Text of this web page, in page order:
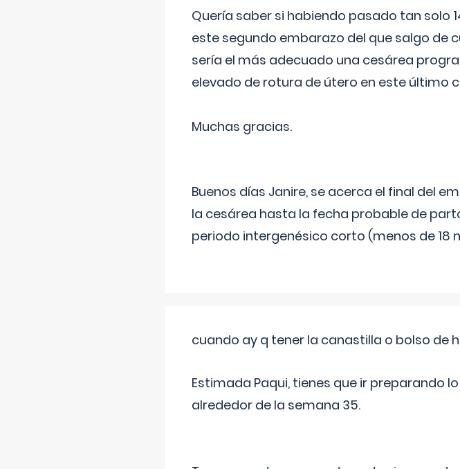
Quería saber si habiendo pasado tan solo
este segundo embarazo del que salgo de
sería el más adecuado una cesárea
elevado de rotura de útero en este último
Muchas gracias.
Buenos días Janire, se acerca el final del
la cesárea hasta la fecha probable de
periodo intergenésico corto (menos de 18
cuando ay q tener la canastilla o bolso de
Estimada Paqui, tienes que ir preparando
alrededor de la semana 35.